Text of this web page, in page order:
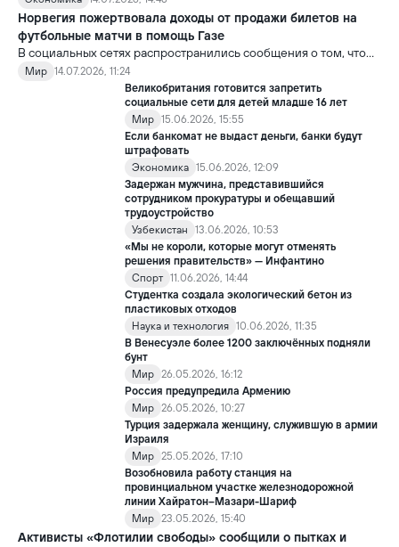
стоимость более ранних моделей заметно снижается.
Норвегия пожертвовала доходы от продажи билетов на
футбольные матчи в помощь Газе
В социальных сетях распространились сообщения о том, что
сборная Норвегии перечислила весь призовой фонд,
полученный на чемпионате мира по футболу FIFA 2026, в
качестве гуманитарной помощи жителям сектора Газа.
Мир 14.07.2026, 11:24
Великобритания готовится запретить
социальные сети для детей младше 16 лет
Мир 15.06.2026, 15:55
Если банкомат не выдаст деньги, банки будут
штрафовать
Экономика 15.06.2026, 12:09
Задержан мужчина, представившийся
сотрудником прокуратуры и обещавший
трудоустройство
Узбекистан
13.06.2026, 10:53
«Мы не короли, которые могут отменять
решения правительств» — Инфантино
Спорт 11.06.2026, 14:44
Студентка создала экологический бетон из
пластиковых отходов
Наука и технология 10.06.2026, 11:35
В Венесуэле более 1200 заключённых подняли
бунт
Мир 26.05.2026, 16:12
Россия предупредила Армению
Мир 26.05.2026, 10:27
Турция задержала женщину, служившую в армии
Израиля
Мир 25.05.2026, 17:10
Возобновила работу станция на
провинциальном участке железнодорожной
линии Хайратон–Мазари-Шариф
Мир 23.05.2026, 15:40
Активисты «Флотилии свободы» сообщили о пытках и